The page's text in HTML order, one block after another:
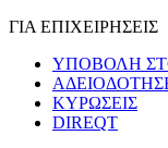
ΓΙΑ ΕΠΙΧΕΙΡΗΣΕΙΣ
ΥΠΟΒΟΛΗ
ΚΥΡΩΣΕΙΣ
DIREQT